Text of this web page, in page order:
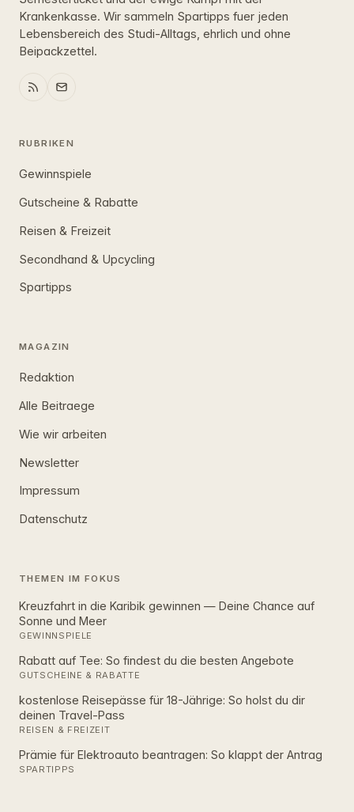
Krankenkasse. Wir sammeln Spartipps fuer jeden
Lebensbereich des Studi-Alltags, ehrlich und ohne
Beipackzettel.
RUBRIKEN
Gewinnspiele
Gutscheine & Rabatte
Reisen & Freizeit
Secondhand & Upcycling
Spartipps
MAGAZIN
Redaktion
Alle Beitraege
Wie wir arbeiten
Newsletter
Impressum
Datenschutz
THEMEN IM FOKUS
Kreuzfahrt in die Karibik gewinnen — Deine Chance auf
Sonne und Meer
GEWINNSPIELE
Rabatt auf Tee: So findest du die besten Angebote
GUTSCHEINE & RABATTE
kostenlose Reisepässe für 18-Jährige: So holst du dir
deinen Travel-Pass
REISEN & FREIZEIT
Prämie für Elektroauto beantragen: So klappt der Antrag
SPARTIPPS